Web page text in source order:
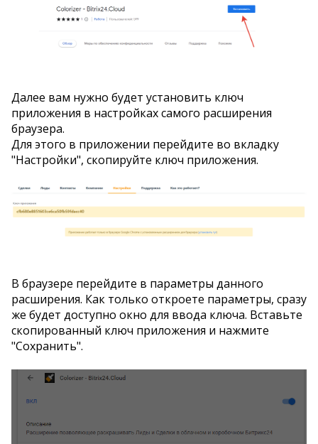
Далее вам нужно будет установить ключ
приложения в настройках самого расширения
браузера.
Для этого в приложении перейдите во вкладку
"Настройки", скопируйте ключ приложения.
В браузере перейдите в параметры данного
расширения. Как только откроете параметры, сразу
же будет доступно окно для ввода ключа. Вставьте
скопированный ключ приложения и нажмите
"Сохранить".